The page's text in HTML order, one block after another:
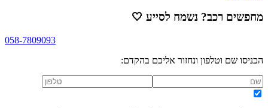
מחפשים רכב? נשמח לסייע 🤍
058-7809093
הכניסו שם וטלפון ונחזור אליכם בהקדם: